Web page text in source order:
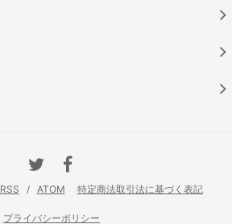
RSS / ATOM 特定商法取引法に基づく表記
プライバシーポリシー